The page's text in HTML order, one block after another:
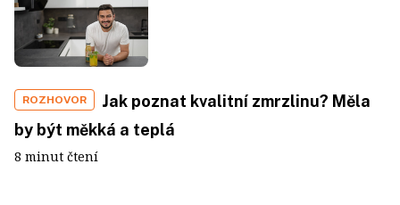
ROZHOVOR
Jak poznat kvalitní zmrzlinu? Měla
by být měkká a teplá
8 minut čtení